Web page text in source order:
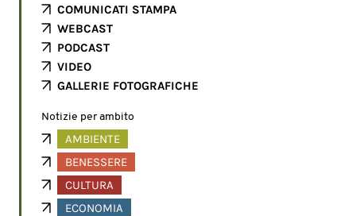
COMUNICATI STAMPA
WEBCAST
PODCAST
VIDEO
GALLERIE FOTOGRAFICHE
Notizie per ambito
AMBIENTE
BENESSERE
CULTURA
ECONOMIA